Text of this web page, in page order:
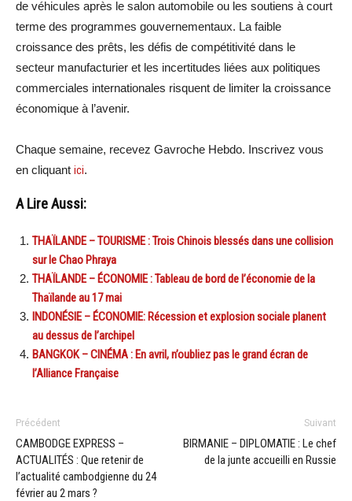
de véhicules après le salon automobile ou les soutiens à court
terme des programmes gouvernementaux. La faible
croissance des prêts, les défis de compétitivité dans le
secteur manufacturier et les incertitudes liées aux politiques
commerciales internationales risquent de limiter la croissance
économique à l’avenir.
Chaque semaine, recevez Gavroche Hebdo. Inscrivez vous
en cliquant ici.
A Lire Aussi:
THAÏLANDE – TOURISME : Trois Chinois blessés dans une collision
sur le Chao Phraya
THAÏLANDE – ÉCONOMIE : Tableau de bord de l’économie de la
Thaïlande au 17 mai
INDONÉSIE – ÉCONOMIE: Récession et explosion sociale planent
au dessus de l’archipel
BANGKOK – CINÉMA : En avril, n’oubliez pas le grand écran de
l’Alliance Française
Précédent
CAMBODGE EXPRESS –
ACTUALITÉS : Que retenir de
l’actualité cambodgienne du 24
février au 2 mars ?
Suivant
BIRMANIE – DIPLOMATIE : Le chef
de la junte accueilli en Russie